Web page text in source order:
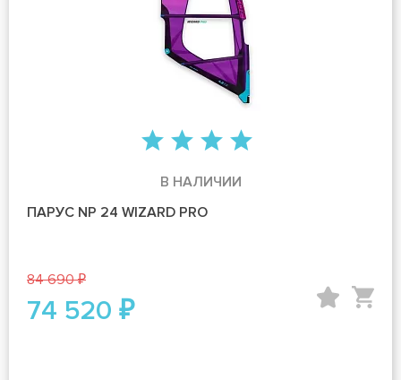
В НАЛИЧИИ
ПАРУС NP 24 WIZARD PRO
84 690 ₽
74 520 ₽